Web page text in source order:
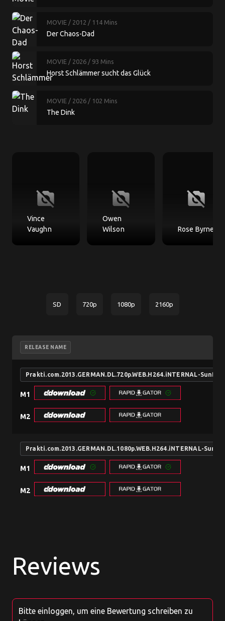
MOVIE / 2012 / 114 Mins
Der Chaos-Dad
MOVIE / 2026 / 93 Mins
Horst Schlämmer sucht das Glück
MOVIE / 2026 / 102 Mins
The Dink
no_photography
Vince
Vaughn
no_photography
Owen
Wilson
no_photography
Rose Byrne
SD 720p 1080p 2160p
RELEASE NAME
Prakti.com.2013.GERMAN.DL.720p.WEB.H264.iNTERNAL-SunDry
M1
M2
Prakti.com.2013.GERMAN.DL.1080p.WEB.H264.iNTERNAL-
M1
M2
Reviews
Bitte einloggen, um eine Bewertung schreiben zu